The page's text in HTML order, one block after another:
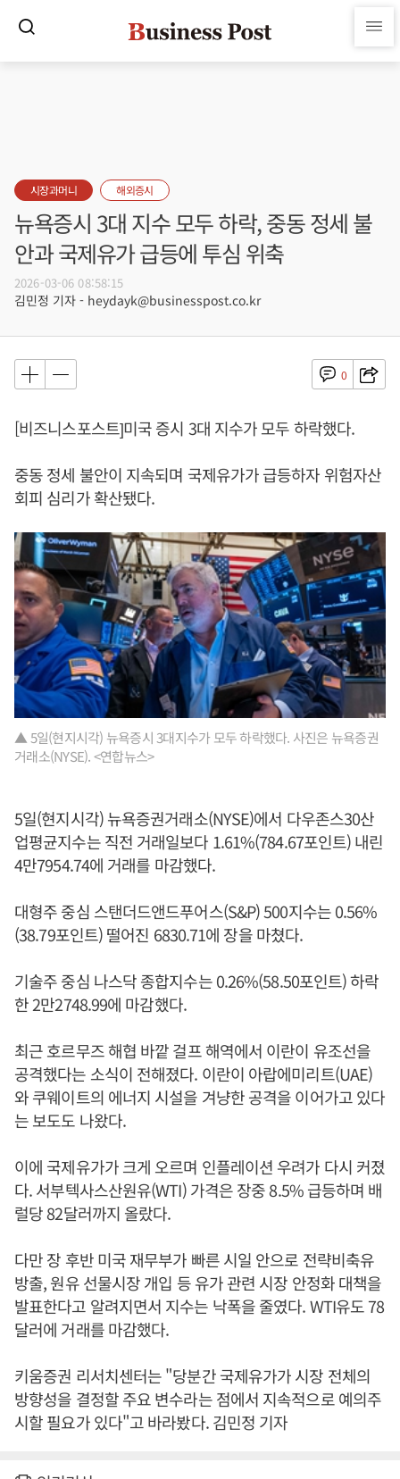
시장과머니 해외증시
뉴욕증시 3대 지수 모두 하락, 중동 정세 불
안과 국제유가 급등에 투심 위축
2026-03-06 08:58:15
김민정 기자 - heydayk@businesspost.co.kr
0
[비즈니스포스트]미국 증시 3대 지수가 모두 하락했다.
중동 정세 불안이 지속되며 국제유가가 급등하자 위험자산
회피 심리가 확산됐다.
▲ 5일(현지시각) 뉴욕증시 3대지수가 모두 하락했다. 사진은 뉴욕증권
거래소(NYSE). <연합뉴스>
5일(현지시각) 뉴욕증권거래소(NYSE)에서 다우존스30산
업평균지수는 직전 거래일보다 1.61%(784.67포인트) 내린
4만7954.74에 거래를 마감했다.
대형주 중심 스탠더드앤드푸어스(S&P) 500지수는 0.56%
(38.79포인트) 떨어진 6830.71에 장을 마쳤다.
기술주 중심 나스닥 종합지수는 0.26%(58.50포인트) 하락
한 2만2748.99에 마감했다.
최근 호르무즈 해협 바깥 걸프 해역에서 이란이 유조선을
공격했다는 소식이 전해졌다. 이란이 아랍에미리트(UAE)
와 쿠웨이트의 에너지 시설을 겨냥한 공격을 이어가고 있다
는 보도도 나왔다.
이에 국제유가가 크게 오르며 인플레이션 우려가 다시 커졌
다. 서부텍사스산원유(WTI) 가격은 장중 8.5% 급등하며 배
럴당 82달러까지 올랐다.
다만 장 후반 미국 재무부가 빠른 시일 안으로 전략비축유
방출, 원유 선물시장 개입 등 유가 관련 시장 안정화 대책을
발표한다고 알려지면서 지수는 낙폭을 줄였다. WTI유도 78
달러에 거래를 마감했다.
키움증권 리서치센터는 "당분간 국제유가가 시장 전체의
방향성을 결정할 주요 변수라는 점에서 지속적으로 예의주
시할 필요가 있다"고 바라봤다. 김민정 기자